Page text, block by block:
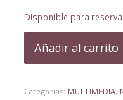
Disponible para reserva
Añadir al carrito
Categorías: MULTIMEDIA,